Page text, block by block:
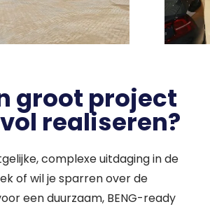
groot project
realiseren?
complexe uitdaging in de
of wil je sparren over de
een duurzaam, BENG-ready